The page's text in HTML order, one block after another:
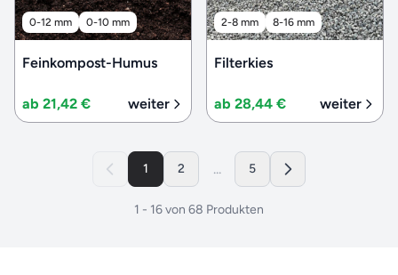
0-12 mm 0-10 mm
Feinkompost-Humus
ab 21,42 € weiter
2-8 mm 8-16 mm
Filterkies
ab 28,44 € weiter
1 2 ... 5
1 - 16von 68 Produkten